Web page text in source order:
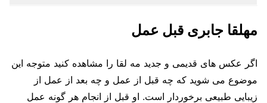
مهلقا جابری قبل عمل
اگر عکس های قدیمی و جدید مه لقا را مشاهده کنید متوجه این
موضوع می شوید که چه قبل از عمل و چه بعد از عمل از
زیبایی طبیعی برخوردار است. او قبل از انجام هر گونه عمل